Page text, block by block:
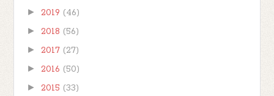
► 2019 (46)
► 2018 (56)
► 2017 (27)
► 2016 (50)
► 2015 (33)